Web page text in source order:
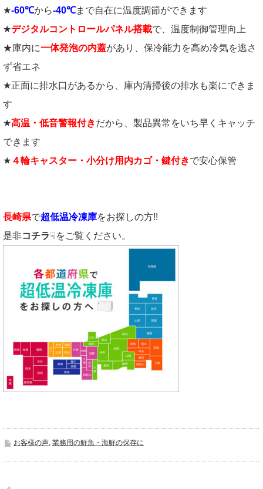
★-60℃から-40℃まで自在に温度調節ができます
★デジタルコントロールパネル搭載で、温度制御管理向上
★庫内に一体発泡の内蓋があり、保冷能力を高め冷気を逃さ
ず省エネ
★正面に排水口があるから、庫内清掃後の排水も楽にできま
す
★高温・低音警報付きだから、製品異常をいち早くキャッチ
できます
★ ４輪キャスター・小分け用内カゴ・鍵付きで安心保管
長崎県で超低温冷凍庫をお探しの方!!
是非コチラ☟をご覧ください。
お客様の声, 業務用の鮮魚・海鮮の保存に